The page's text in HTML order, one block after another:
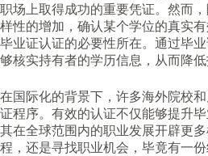
职场上取得成功的重要凭证。然而
样性的增加，确认某个学位的真实
毕业证认证的必要性所在。通过毕
够核实持有者的学历信息，从而降
在国际化的背景下，许多海外院校
证程序。有效的认证不仅能够提升
其在全球范围内的职业发展开辟更
程，还是寻找职业机会，毕竟有一